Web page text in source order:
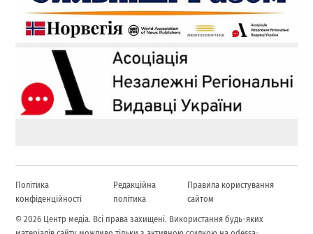
Політика
конфіденційності
Редакційна
політика
Правила користування
сайтом
© 2026 Центр медіа. Всі права захищені. Використання будь-яких